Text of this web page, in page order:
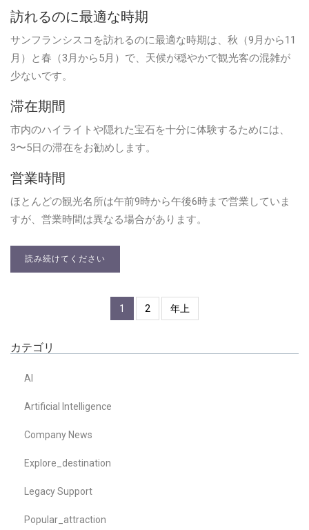
訪れるのに最適な時期
サンフランシスコを訪れるのに最適な時期は、秋（9月から11
月）と春（3月から5月）で、天候が穏やかで観光客の混雑が
少ないです。
滞在期間
市内のハイライトや隠れた宝石を十分に体験するためには、
3〜5日の滞在をお勧めします。
営業時間
ほとんどの観光名所は午前9時から午後6時まで営業していま
すが、営業時間は異なる場合があります。
読み続けてください
1 2 年上
カテゴリ
AI
Artificial Intelligence
Company News
Explore_destination
Legacy Support
Popular_attraction